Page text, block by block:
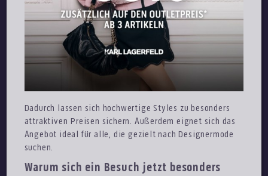
Dadurch lassen sich hochwertige Styles zu besonders
attraktiven Preisen sichern. Außerdem eignet sich das
Angebot ideal für alle, die gezielt nach Designermode
suchen.
Warum sich ein Besuch jetzt besonders